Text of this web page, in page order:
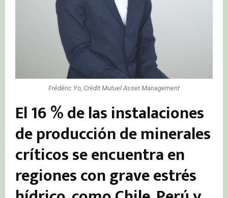
Frédéric Yo, Crédit Mutuel Asset Management
El 16 % de las instalaciones
de producción de minerales
críticos se encuentra en
regiones con grave estrés